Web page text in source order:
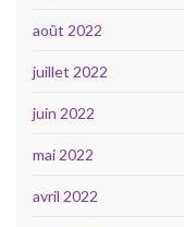
août 2022
juillet 2022
juin 2022
mai 2022
avril 2022